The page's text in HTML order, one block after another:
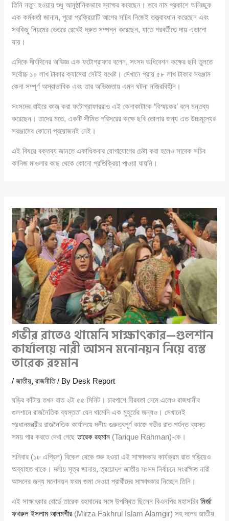
তিনি নতুন হওয়ায় শুধু আনুষ্ঠানিকভাবে স্বাক্ষর করেছেন। তবে নাম প্রকাশে অনিচ্ছুক
এক কর্মকর্তা জানান, পুরো প্রক্রিয়াটি আগের সচিব নিজেই তত্ত্বাবধান করেছেন এবং
সবকিছু নিয়মের ভেতরে রেখেই দ্রুত সম্পন্ন করেছেন, যাতে পরবর্তীতে দায় এড়ানো
যায়।
এদিকে দীর্ঘদিনের অভিজ্ঞ এক ফটোগ্রাফার বলেন, সংসদ অধিবেশন কক্ষের ছবি তুলতে
সর্বোচ্চ ১০ লাখ টাকার ক্যামেরা সেটই যথেষ্ট। সেখানে প্রায় ৫৮ লাখ টাকার সরঞ্জাম
কেনা সম্পূর্ণ অস্বাভাবিক এবং তার অভিজ্ঞতায় এমন ঘটনা নজিরবিহীন।
সংসদের বাইরে কাজ করা ফটোগ্রাফাররাও এই কেনাকাটাকে ‘বিস্ময়কর’ বলে মন্তব্য
করেছেন। তাদের মতে, একটি সীমিত পরিসরের কক্ষে ছবি তোলার জন্য এত উচ্চমূল্যের
সরঞ্জামের কোনো প্রয়োজনই নেই।
এই বিষয়ে বক্তব্য জানতে একাধিকবার যোগাযোগের চেষ্টা করা হলেও সাবেক সচিব
কানিজ মাওলার কাছ থেকে কোনো প্রতিক্রিয়া পাওয়া যায়নি।
গভীর রাতেও থামেনি সাক্ষাৎকার—গুলশান
কার্যালয়ে নারী আসন মনোনয়ন নিয়ে ব্যস্ত
তারেক রহমান
/জাতীয়,রাজনীতি/ By Desk Report
ঘড়ির কাঁটায় তখন রাত ২টা ৫৫ মিনিট। চারপাশে নীরবতা নেমে এলেও রাজধানীর
গুলশানে রাজনৈতিক ব্যস্ততা যেন থামেনি এক মুহূর্তের জন্যও। সেখানেই
প্রধানমন্ত্রীর রাজনৈতিক কার্যালয়ে দলীয় গুরুত্বপূর্ণ কাজে গভীর রাত পর্যন্ত ব্যস্ত
সময় পার করতে দেখা গেছেতারেক রহমান (Tarique Rahman)-কে।
শনিবার (১৮ এপ্রিল) বিকেল থেকে শুরু হওয়া এই সাক্ষাৎকার কার্যক্রম রাত গড়িয়েও
অব্যাহত থাকে। দলীয় সূত্র জানায়, ত্রয়োদশ জাতীয় সংসদ নির্বাচনে সংরক্ষিত নারী
আসনের জন্য মনোনয়ন ফরম জমা দেওয়া প্রার্থীদের সাক্ষাৎকার নিচ্ছেন তিনি।
এই সাক্ষাৎকার বোর্ডে তারেক রহমানের সঙ্গে উপস্থিত ছিলেন বিএনপির মহাসচিবমির্জা
ফখরুল ইসলাম আলমগীর (Mirza Fakhrul Islam Alamgir) সহ দলের জাতীয়